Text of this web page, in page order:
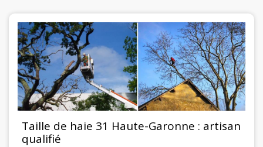
Taille de haie 31 Haute-Garonne : artisan
qualifié